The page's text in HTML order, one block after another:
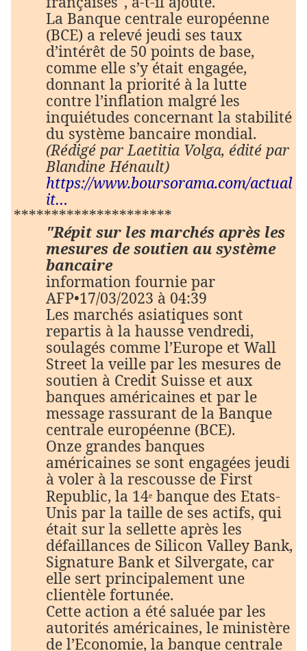
La Banque centrale européenne
(BCE) a relevé jeudi ses taux
d’intérêt de 50 points de base,
comme elle s’y était engagée,
donnant la priorité à la lutte
contre l’inflation malgré les
inquiétudes concernant la stabilité
du système bancaire mondial.
(Rédigé par Laetitia Volga, édité par
Blandine Hénault)
https://www.boursorama.com/actual
it…
*********************
"Répit sur les marchés après les
mesures de soutien au système
bancaire
information fournie par
AFP•17/03/2023 à 04:39
Les marchés asiatiques sont
repartis à la hausse vendredi,
soulagés comme l’Europe et Wall
Street la veille par les mesures de
soutien à Credit Suisse et aux
banques américaines et par le
message rassurant de la Banque
centrale européenne (BCE).
Onze grandes banques
américaines se sont engagées jeudi
à voler à la rescousse de First
Republic, la 14e banque des Etats-
Unis par la taille de ses actifs, qui
était sur la sellette après les
défaillances de Silicon Valley Bank,
Signature Bank et Silvergate, car
elle sert principalement une
clientèle fortunée.
Cette action a été saluée par les
autorités américaines, le ministère
de l’Economie, la banque centrale